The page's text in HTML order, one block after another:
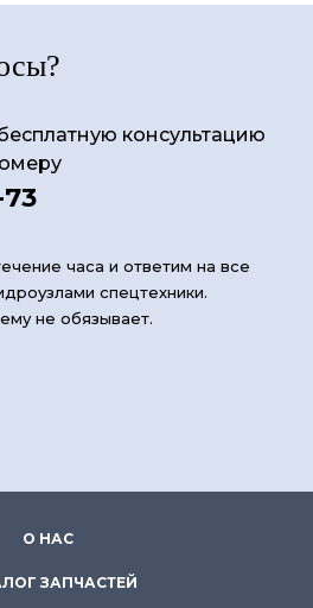
консультацию
часа и ответим на все
спецтехники.
не обязывает.
О НАС
ЗАПЧАСТЕЙ